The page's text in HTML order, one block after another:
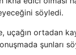
söyledi.
uçağın ortadan
şunları